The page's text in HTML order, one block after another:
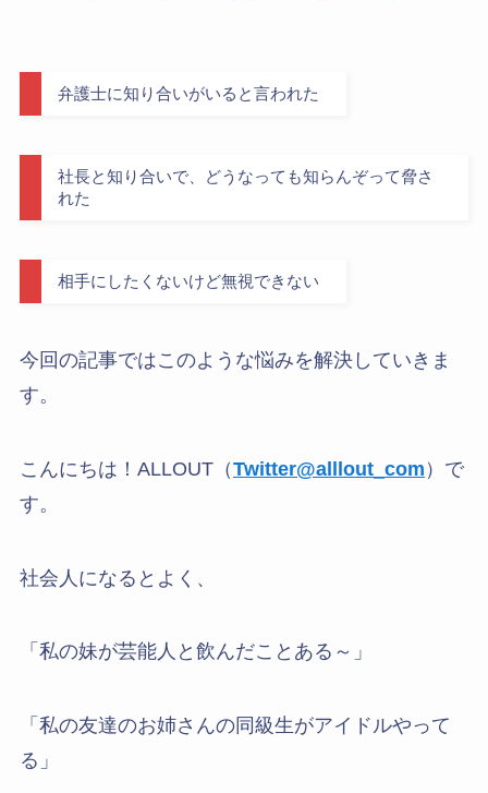
弁護士に知り合いがいると言われた
社長と知り合いで、どうなっても知らんぞって脅さ
れた
相手にしたくないけど無視できない
今回の記事ではこのような悩みを解決していきま
す。
こんにちは！ALLOUT（Twitter@alllout_com ）で
す。
社会人になるとよく、
「私の妹が芸能人と飲んだことある～」
「私の友達のお姉さんの同級生がアイドルやって
る」